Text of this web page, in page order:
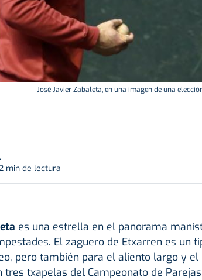
José Javier Zabaleta, en una imagen de una
min de lectura
es una estrella en el panorama
El zaguero de Etxarren es un
pero también para el aliento largo y
tres txapelas del Campeonato de Parejas